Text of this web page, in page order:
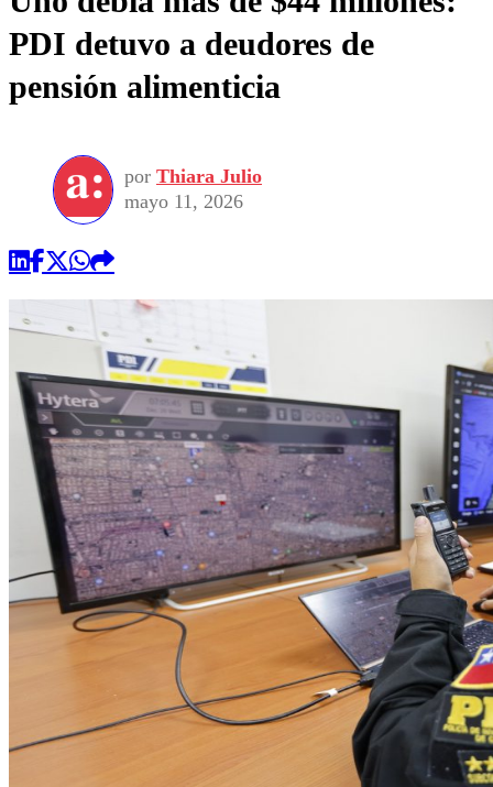
PDI detuvo a deudores de
pensión alimenticia
por Thiara Julio
mayo 11, 2026